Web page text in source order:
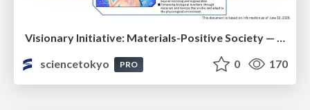
Visionary Initiative: Materials-Positive Society — Evolving “Things,” empowering a positive society | Science Tokyo
sciencetokyo
PRO 0 170